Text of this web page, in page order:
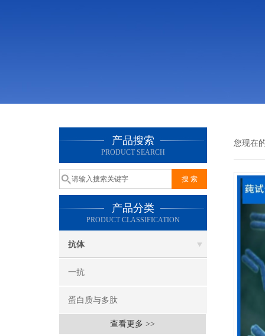
产品搜索
PRODUCT SEARCH
产品分类
PRODUCT CLASSIFICATION
抗体
一抗
蛋白质与多肽
查看更多 >>
您现在